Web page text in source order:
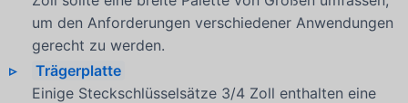
um den Anforderungen verschiedener Anwendungen
gerecht zu werden.
Trägerplatte
Einige Steckschlüsselsätze 3/4 Zoll enthalten eine